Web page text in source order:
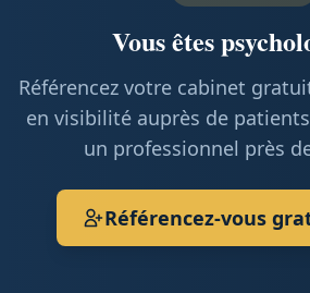
Vous êtes
Référencez votre cabinet
en visibilité auprès de
un professionnel près
Référencez-vous